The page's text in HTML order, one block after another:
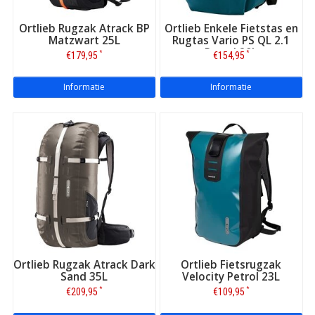
actieve mensen in de natuur en/of dagelijks in een urban
De verschillende tassen van Ortlieb
Van zadeltas tot voorwieltas, achterwieltas en Trunk-Bag. Van
frame bag tot dubbele bagagedragertas. Ortlieb heeft veel,
wereldwijd bekend geraakte modellen in huis. Zoals deBack-
, onderdeel van de achterwieltassen. Robuust, ruim en
praktisch zijn de sleutelwoorden bij dit model voor op de
Ortlieb Rugzak Atrack BP
Matzwart 25L
€179,95 *
Informatie
Ortlieb Enkele Fietstas en
Rugtas Vario PS QL 2.1
Petrol 20L
€154,95 *
Informatie
Ortlieb Rugzak Atrack Dark
Sand 35L
€209,95 *
Ortlieb Fietsrugzak
Velocity Petrol 23L
€109,95 *